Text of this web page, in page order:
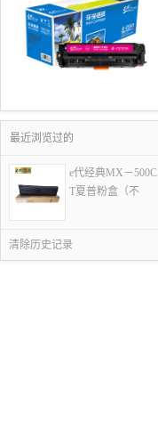
最近浏览过的
e代经典MX－500C
T夏普粉盒（不
清除历史记录